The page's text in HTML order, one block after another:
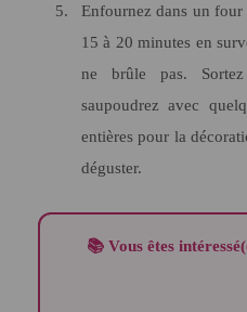
Enfournez dans un four préchauffé à 180°C pendant
15 à 20 minutes en
ne brûle pas.
saupoudrez avec
entières pour la
déguster.
📚 Vous êtes